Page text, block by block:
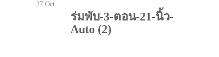
27 Oct
ร่มพับ-3-ตอน-21-นิ้ว-
Auto (2)